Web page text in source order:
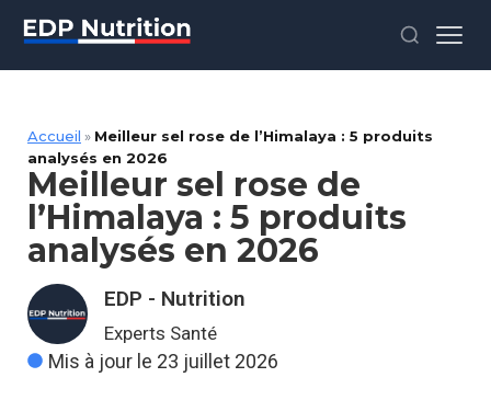
Accueil » Meilleur sel rose de l’Himalaya : 5 produits
analysés en 2026
Meilleur sel rose de
l’Himalaya : 5 produits
analysés en 2026
EDP - Nutrition
Experts Santé
Mis à jour le 23 juillet 2026